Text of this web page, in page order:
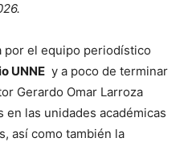
por el equipo periodístico
UNNE y a poco de terminar
Gerardo Omar Larroza
en las unidades académicas
así como también la